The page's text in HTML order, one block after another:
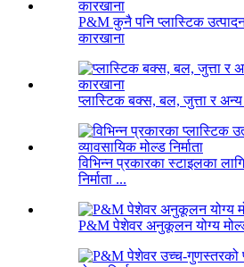
P&M कुनै पनि प्लास्टिक
कारखाना
प्लास्टिक बक्स, बल, जुत्ता र
विभिन्न प्रकारका स्टाइलका
निर्माता ...
P&M पेशेवर अनुकूलन योग्य मोल्ड